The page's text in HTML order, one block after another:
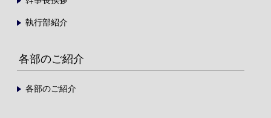
執行部紹介
各部のご紹介
各部のご紹介